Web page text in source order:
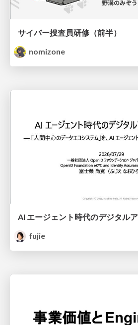
サイバー捜査員研修（前半）
nomizone
AI エージェント時代のデジタル
fujie